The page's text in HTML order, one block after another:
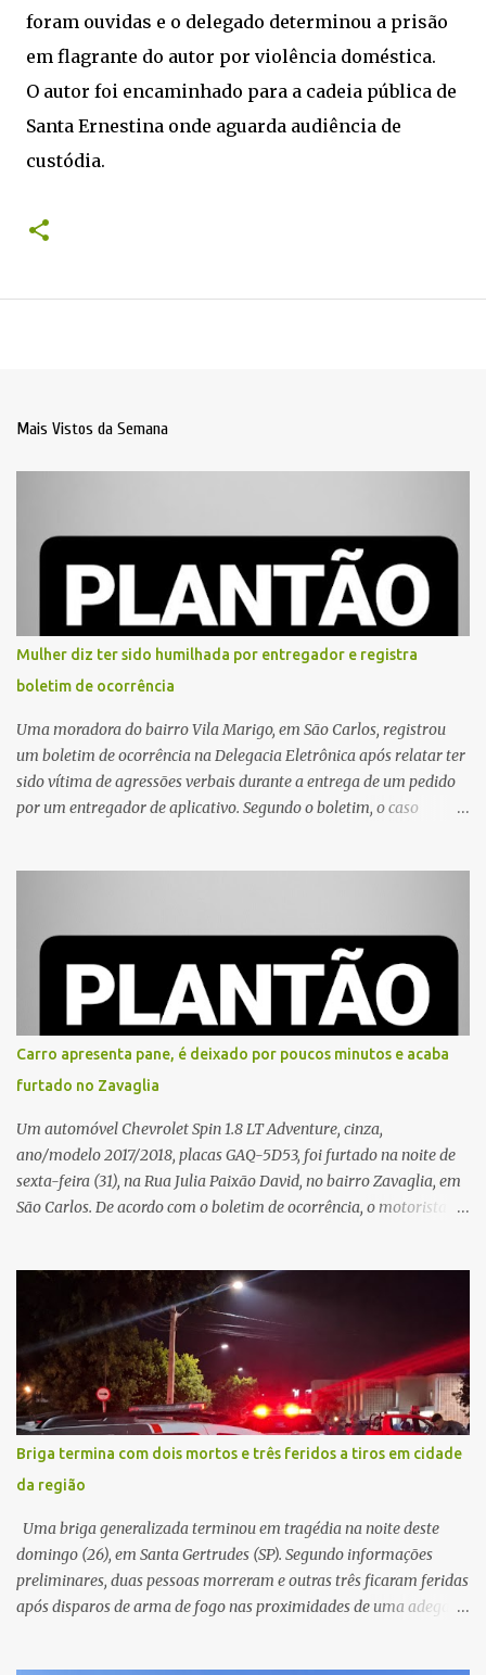
foram ouvidas e o delegado determinou a prisão
em flagrante do autor por violência doméstica.
O autor foi encaminhado para a cadeia pública de
Santa Ernestina onde aguarda audiência de
custódia.
Mais Vistos da Semana
Mulher diz ter sido humilhada por entregador e registra
boletim de ocorrência
Uma moradora do bairro Vila Marigo, em São Carlos, registrou
um boletim de ocorrência na Delegacia Eletrônica após relatar ter
sido vítima de agressões verbais durante a entrega de um pedido
por um entregador de aplicativo. Segundo o boletim, o caso
proximidades. Ainda conforme o registro policial, a vítima relatou
que, ao receber a entrega, voltou a ser ofendida com palavras de
baixo calão e insultos. Ela informou à Polícia Civil que mora
sozinha e que se sentiu ameaçada, coagida e humilhada com a
situação. Fonte: São Carlos Agora
Carro apresenta pane, é deixado por poucos minutos e acaba
furtado no Zavaglia
Um automóvel Chevrolet Spin 1.8 LT Adventure, cinza,
ano/modelo 2017/2018, placas GAQ-5D53, foi furtado na noite de
sexta-feira (31), na Rua Julia Paixão David, no bairro Zavaglia, em
São Carlos. De acordo com o boletim de ocorrência, o motorista
partida. Ainda segundo o registro policial, o condutor estacionou o
carro, certificou-se de que todas as portas estavam trancadas,
permaneceu com a chave de ignição e se ausentou do local por
cerca de dez minutos para buscar ajuda. Ao retornar, constatou
que o automóvel havia desaparecido. A vítima realizou buscas
pelas imediações, mas não conseguiu localizar o veículo.
Conforme o boletim, um menino de aproximadamente 10 anos
relatou ter visto a Spin passando pelo local fazendo um forte ruído,
característica compatível com o problema mecânico que o veículo
já apresentava antes do furto. O carro possui seguro e, segundo a
v...
Briga termina com dois mortos e três feridos a tiros em cidade
da região
Uma briga generalizada terminou em tragédia na noite deste
domingo (26), em Santa Gertrudes (SP). Segundo informações
preliminares, duas pessoas morreram e outras três ficaram feridas
após disparos de arma de fogo nas proximidades de uma adega. O